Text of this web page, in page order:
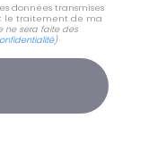
données transmises
le traitement de ma
ne sera faite des
)